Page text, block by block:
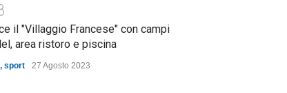
il "Villaggio Francese" con campi
area ristoro e piscina
, sport 27 Agosto 2023